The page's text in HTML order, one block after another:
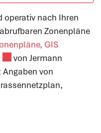
operativ nach Ihren
Zonenpläne
GIS
Externer Link wird in
von Jermann
von